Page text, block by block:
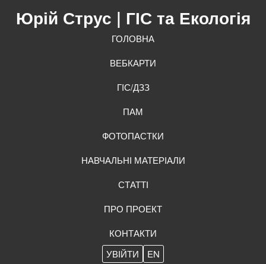
Юрій Струс | ГІС та Екологія
ГОЛОВНА
ВЕБКАРТИ
ГІС/ДЗЗ
ПАМ
ФОТОПАСТКИ
НАВЧАЛЬНІ МАТЕРІАЛИ
СТАТТІ
ПРО ПРОЕКТ
КОНТАКТИ
УВІЙТИ
EN